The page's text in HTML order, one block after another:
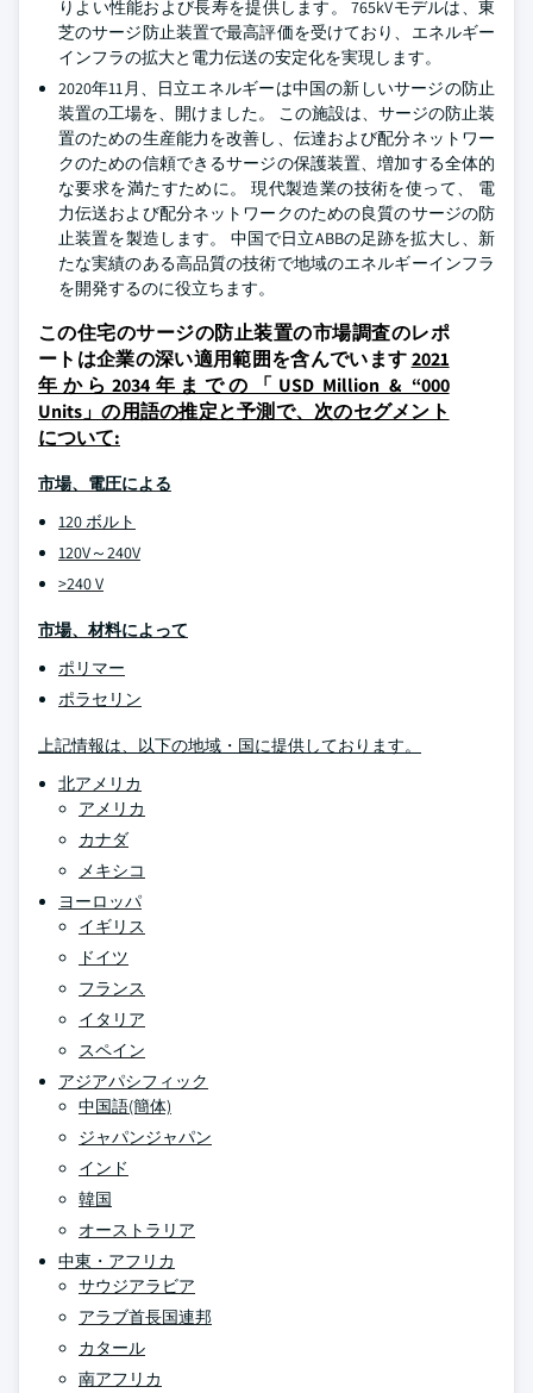
りよい性能および長寿を提供します。 765kVモデルは、東
芝のサージ防止装置で最高評価を受けており、エネルギー
インフラの拡大と電力伝送の安定化を実現します。
2020年11月、日立エネルギーは中国の新しいサージの防止
装置の工場を、開けました。 この施設は、サージの防止装
置のための生産能力を改善し、伝達および配分ネットワー
クのための信頼できるサージの保護装置、増加する全体的
な要求を満たすために。 現代製造業の技術を使って、 電
力伝送および配分ネットワークのための良質のサージの防
止装置を製造します。 中国で日立ABBの足跡を拡大し、新
たな実績のある高品質の技術で地域のエネルギーインフラ
を開発するのに役立ちます。
この住宅のサージの防止装置の市場調査のレポ
ートは企業の深い適用範囲を含んでいます2021
年から2034年までの「USD Million & “000
Units」の用語の推定と予測で、次のセグメント
について:
市場、電圧による
120 ボルト
120V～240V
>240 V
市場、材料によって
ポリマー
ポラセリン
上記情報は、以下の地域・国に提供しております。
北アメリカ
アメリカ
カナダ
メキシコ
ヨーロッパ
イギリス
ドイツ
フランス
イタリア
スペイン
アジアパシフィック
中国語(簡体)
ジャパンジャパン
インド
韓国
オーストラリア
中東・アフリカ
サウジアラビア
アラブ首長国連邦
カタール
南アフリカ